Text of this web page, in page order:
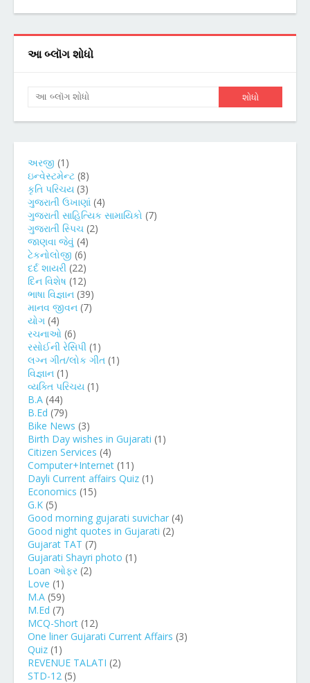
આ બ્લૉગ શોધો
અરજી (1)
ઇન્વેસ્ટમેન્ટ (8)
કૃતિ પરિચય (3)
ગુજરાતી ઉખાણાં (4)
ગુજરાતી સાહિત્યિક સામાયિકો (7)
ગુજરાતી સ્પિચ (2)
જાણવા જેવું (4)
ટેકનોલોજી (6)
દર્દ શાયરી (22)
દિન વિશેષ (12)
ભાષા વિજ્ઞાન (39)
માનવ જીવન (7)
યોગ (4)
રચનાઓ (6)
રસોઈની રેસિપી (1)
લગ્ન ગીત/લોક ગીત (1)
વિજ્ઞાન (1)
વ્યક્તિ પરિચય (1)
B.A (44)
B.Ed (79)
Bike News (3)
Birth Day wishes in Gujarati (1)
Citizen Services (4)
Computer+Internet (11)
Dayli Current affairs Quiz (1)
Economics (15)
G.K (5)
Good morning gujarati suvichar (4)
Good night quotes in Gujarati (2)
Gujarat TAT (7)
Gujarati Shayri photo (1)
Loan ઓફર (2)
Love (1)
M.A (59)
M.Ed (7)
MCQ-Short (12)
One liner Gujarati Current Affairs (3)
Quiz (1)
REVENUE TALATI (2)
STD-12 (5)